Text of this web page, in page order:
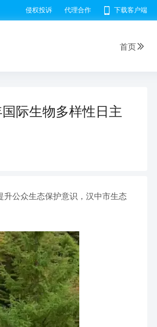
侵权投诉 代理合作 下载客户端
首页
际生物多样性日主
升公众生态保护意识，汉中市生态